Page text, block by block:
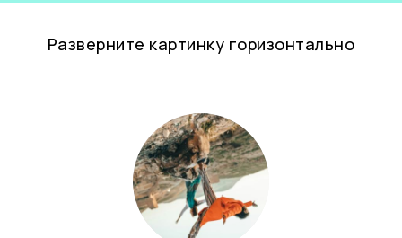
Разверните картинку горизонтально